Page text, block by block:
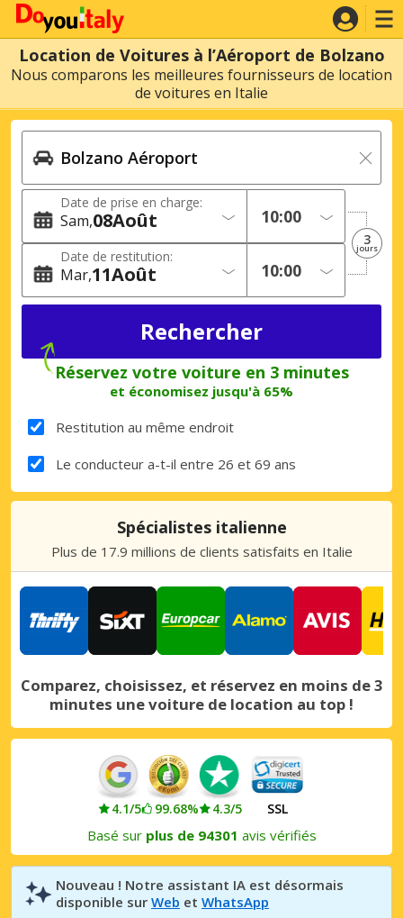
Location de Voitures à l’Aéroport de Bolzano
Nous comparons les meilleures fournisseurs de location
de voitures en Italie
Date de prise en charge:
Sam 08Août
Date de restitution:
Mar 11Août
3
jours
Réservez votre voiture en 3 minutes
et économisez jusqu'à 65%
Restitution au même endroit
Le conducteur a-t-il entre 26 et 69 ans
Spécialistes italienne
Plus de 17.9 millions de clients satisfaits en Italie
Comparez, choisissez, et réservez en moins de 3
minutes une voiture de location au top !
4.1/5 99.68% 4.3/5 SSL
Basé sur plus de 94301 avis vérifiés
Nouveau ! Notre assistant IA est désormais
disponible sur Web et WhatsApp